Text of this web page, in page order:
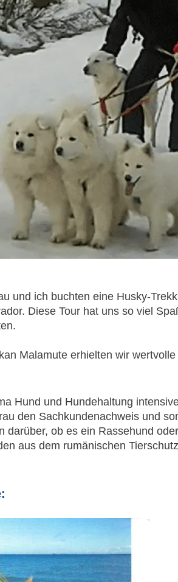
und ich buchten eine Husky-
Diese Tour hat uns so viel
Malamute erhielten wir
Hund und Hundehaltung
den Sachkundenachweis und
darüber, ob es ein Rassehund
aus dem rumänischen